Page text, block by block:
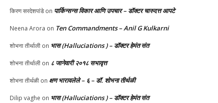
किरण सरदेशपांडेon पार्किन्सन्स विकार आणि उपचार – डॉक्टर चारुदत्त आपटे
Neena Arora on Ten Commandments – Anil G Kulkarni
शोभना तीर्थाली on भास (Halluciations ) – डॉक्टर हेमंत संत
शोभना तीर्थाली on ८ जानेवारी २०१८ सभावृत्त
शोभना तीर्थळी on क्षण भारावलेले – ६ – डॉ. शोभना तीर्थळी
Dilip vaghe on भास (Halluciations ) – डॉक्टर हेमंत संत